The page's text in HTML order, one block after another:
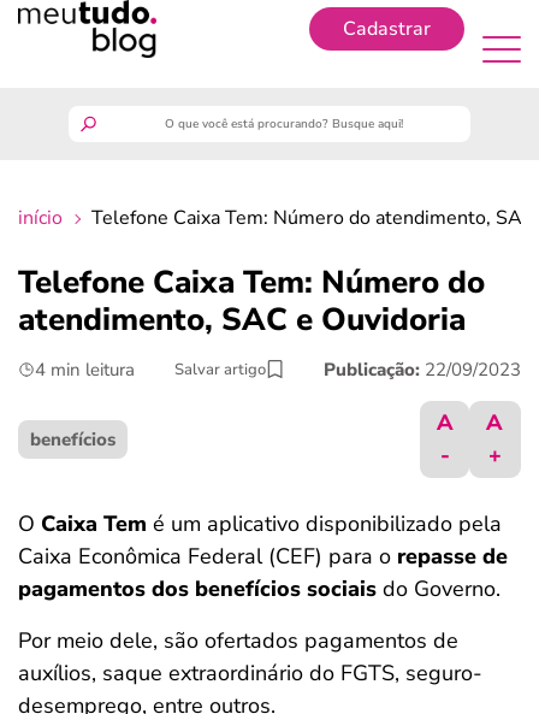
Cadastrar
finanças
benefícios
crédito fácil
ferramentas
início Telefone Caixa Tem: Número do atendimento,
Telefone Caixa Tem: Número do
atendimento, SAC e Ouvidoria
4 min leitura Salvar artigo Publicação: 22/09/2023
benefícios
A
-
A
+
O Caixa Tem é um aplicativo disponibilizado pela
Caixa Econômica Federal (CEF) para o repasse de
pagamentos dos benefícios sociais do Governo.
Por meio dele, são ofertados pagamentos de
auxílios, saque extraordinário do FGTS, seguro-
desemprego, entre outros.